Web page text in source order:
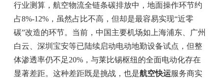
行业测算，航空物流全链条碳排放中，地面操作环节约
占8%-12%，虽然占比不高，但却是最容易实现“近零
碳”改造的环节。当前，中国主要机场如上海浦东、广州
白云、深圳宝安等已陆续启动电动地勤设备试点，但整
体渗透率仍不足20%，与莱比锡枢纽的全面电动化存在
显著差距。这种差距既是挑战，也是航空快运服务商实